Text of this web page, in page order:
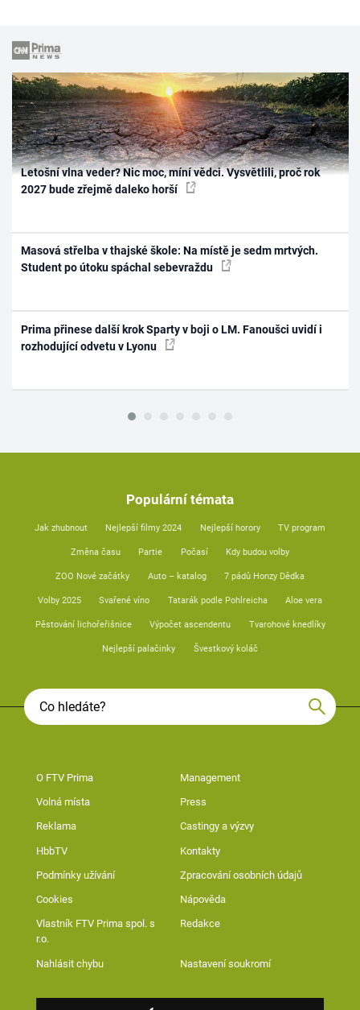
Letošní vlna veder? Nic moc, míní vědci. Vysvětlili, proč rok
2027 bude zřejmě daleko horší
Masová střelba v thajské škole: Na místě je sedm mrtvých.
Student po útoku spáchal sebevraždu
Prima přinese další krok Sparty v boji o LM. Fanoušci uvidí i
rozhodující odvetu v Lyonu
Populární témata
Jak zhubnout Nejlepší filmy 2024 Nejlepší horory TV program
Změna času Partie Počasí Kdy budou volby
ZOO Nové začátky Auto – katalog 7 pádů Honzy Dědka
Volby 2025 Svařené víno Tatarák podle Pohlreicha Aloe vera
Pěstování lichořeřišnice Výpočet ascendentu Tvarohové knedlíky
Nejlepší palačinky Švestkový koláč
O FTV Prima Management
Volná místa Press
Reklama Castingy a výzvy
HbbTV Kontakty
Podmínky užívání Zpracování osobních údajů
Cookies Nápověda
Vlastník FTV Prima spol. s
r.o.
Redakce
Nahlásit chybu Nastavení soukromí